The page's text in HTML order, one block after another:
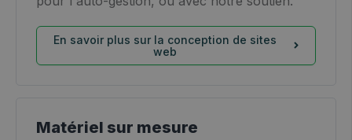
En savoir plus sur la conception de sites
web
Matériel sur mesure